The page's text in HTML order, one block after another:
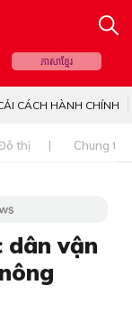
ភាសាខ្មែរ
CÁCH HÀNH CHÍNH
thị Chung
dân vận